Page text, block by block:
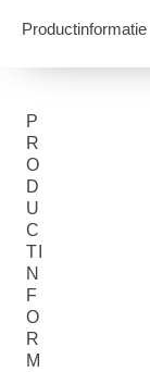
Productinformatie
P
R
O
D
U
C
TI
N
F
O
R
M